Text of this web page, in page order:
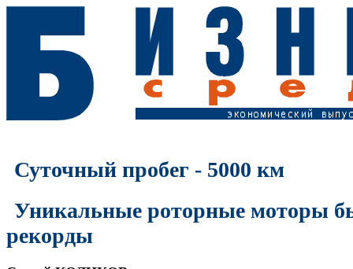
Суточный пробег - 5000 км
Уникальные роторные моторы
рекорды